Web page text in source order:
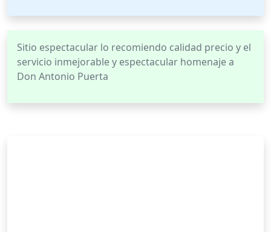
Sitio espectacular lo recomiendo calidad precio y el
servicio inmejorable y espectacular homenaje a
Don Antonio Puerta